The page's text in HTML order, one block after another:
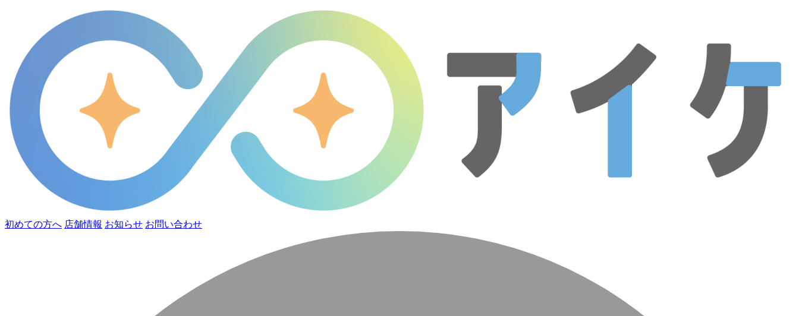
初めての方へ 店舗情報 お知らせ お問い合わせ